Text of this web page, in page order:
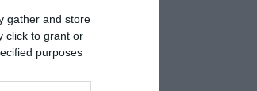
gather and store
click to grant or
purposes